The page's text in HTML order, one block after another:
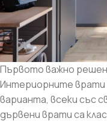
Първото важно
Интериорните врати
варианта, всеки със
дървени врати са